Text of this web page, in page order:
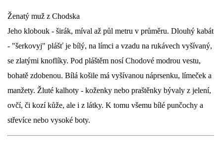
© 2026 eStránky.cz
Ženatý muž z Chodska
Jeho klobouk - širák, míval až půl metru v průměru. Dlouhý kabát
- "šerkovyj" plášť je bílý, na límci a vzadu na rukávech vyšívaný,
se zlatými knoflíky. Pod pláštěm nosí Chodové modrou vestu,
bohatě zdobenou. Bílá košile má vyšívanou náprsenku, límeček a
manžety. Žluté kalhoty - koženky nebo praštěnky bývaly z jelení,
ovčí, či kozí kůže, ale i z látky. K tomu všemu bílé punčochy a
střevíce nebo vysoké boty.